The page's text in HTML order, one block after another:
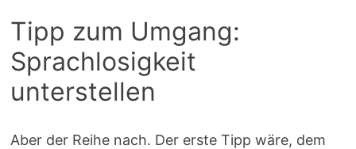
Tipp zum Umgang:
Sprachlosigkeit
unterstellen
Aber der Reihe nach. Der erste Tipp wäre, dem